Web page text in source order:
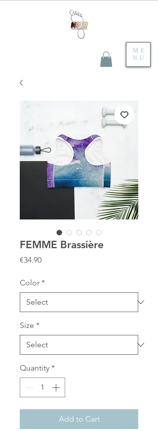
ME
NU
FEMME Brassière
€34.90Price
Color *
Size *
Quantity *
Add to Cart